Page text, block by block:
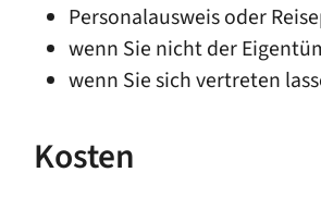
Personalausweis oder
wenn Sie nicht der
wenn Sie sich vertreten
Kosten